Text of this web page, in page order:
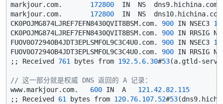
markjour.com. 172800
  IN  NS  dns9.hichina.com.
markjour.com. 172800
IN  NS
CK0POJMG874LJREF7EFN8430QVIT8BSM.com. 900 IN NSEC3 1
CK0POJMG874LJREF7EFN8430QVIT8BSM.com. 900 IN RRSIG
FUOV0O7294OB4JDT3EPLSMFOL9C3C4U0.com. 900 IN NSEC3 1
FUOV0O7294OB4JDT3EPLSMFOL9C3C4U0.com. 900 IN RRSIG
;; Received 761 bytes from 192.5.6.30#53(a.gtld-
// 这一部分就是权威 DNS 返回的 A 记录：
www.markjour.com. 600 IN  A 121.42.82.115
;; Received 61 bytes from 120.76.107.52#53